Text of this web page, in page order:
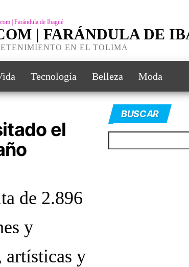
| FARÁNDULA DE
EN EL TOLIMA
Tecnología Belleza Moda
el
de 2.896
y
artísticas y
BUSCAR